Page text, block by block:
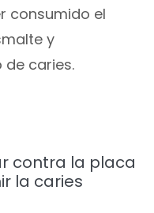
consumido el
y
caries.
contra la placa
la caries